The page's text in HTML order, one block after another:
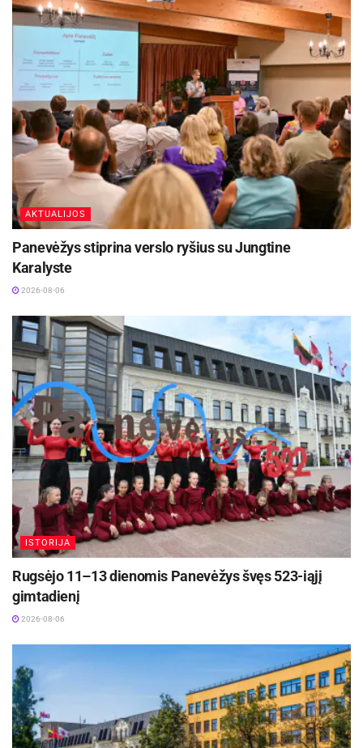
Šaltinis: STT
Žymos: STT
AKTUALIJOS
Panevėžys stiprina verslo ryšius su Jungtine
Karalyste
2026-08-06
ISTORIJA
Rugsėjo 11–13 dienomis Panevėžys švęs 523-iąjį
gimtadienį
2026-08-06